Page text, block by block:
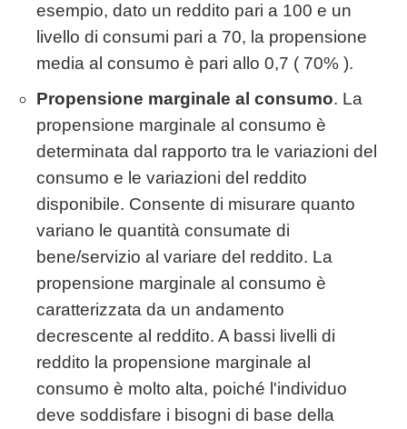
esempio, dato un reddito pari a 100 e un
livello di consumi pari a 70, la propensione
media al consumo è pari allo 0,7 ( 70% ).
Propensione marginale al consumo. La
propensione marginale al consumo è
determinata dal rapporto tra le variazioni del
consumo e le variazioni del reddito
disponibile. Consente di misurare quanto
variano le quantità consumate di
bene/servizio al variare del reddito. La
propensione marginale al consumo è
caratterizzata da un andamento
decrescente al reddito. A bassi livelli di
reddito la propensione marginale al
consumo è molto alta, poiché l'individuo
deve soddisfare i bisogni di base della